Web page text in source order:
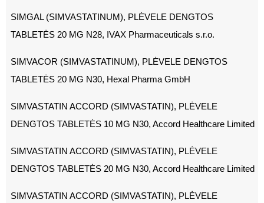
SIMGAL (SIMVASTATINUM), PLĖVELE DENGTOS
TABLETĖS 20 MG N28, IVAX Pharmaceuticals s.r.o.
SIMVACOR (SIMVASTATINUM), PLĖVELE DENGTOS
TABLETĖS 20 MG N30, Hexal Pharma GmbH
SIMVASTATIN ACCORD (SIMVASTATIN), PLĖVELE
DENGTOS TABLETĖS 10 MG N30, Accord Healthcare Limited
SIMVASTATIN ACCORD (SIMVASTATIN), PLĖVELE
DENGTOS TABLETĖS 20 MG N30, Accord Healthcare Limited
SIMVASTATIN ACCORD (SIMVASTATIN), PLĖVELE